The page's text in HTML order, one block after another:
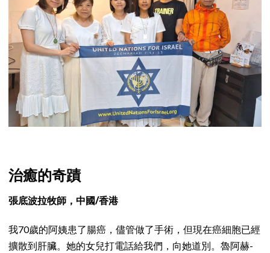
治癒的奇蹟
張底波拉牧師，中國/香港
我70歲的阿姨患了腸癌，儘管做了手術，但現在癌細胞已經
擴散到肝臟。她的女兒打電話給我們，向她道別。魯阿赫-